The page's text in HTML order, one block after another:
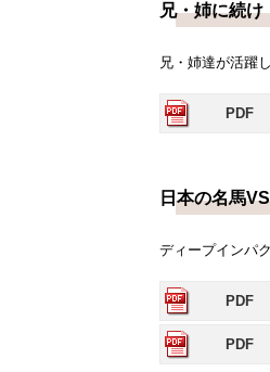
兄・姉に続け
兄・姉達が活躍
PDF
日本の名馬
ディープインパ
PDF
PDF